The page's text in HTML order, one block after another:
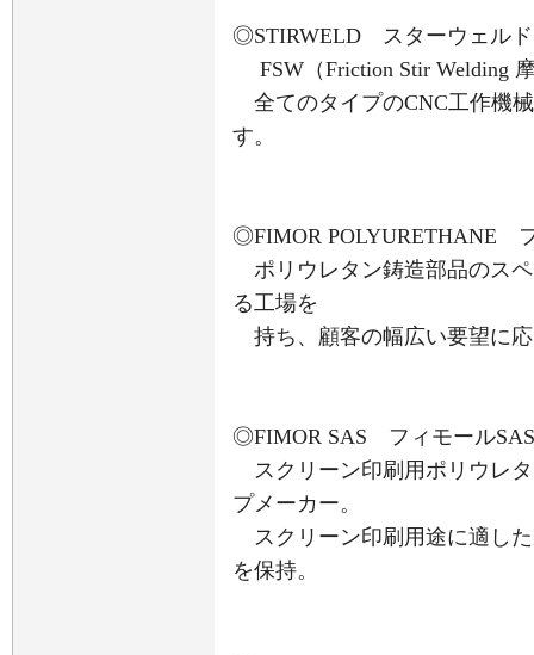
◎STIRWELD スターウェルド
FSW（Friction Stir Welding
全てのタイプのCNC工作機
す。
◎FIMOR POLYURETHANE
ポリウレタン鋳造部品のス
る工場を
持ち、顧客の幅広い要望に
◎FIMOR SAS フィモールSAS
スクリーン印刷用ポリウレ
プメーカー。
スクリーン印刷用途に適し
を保持。